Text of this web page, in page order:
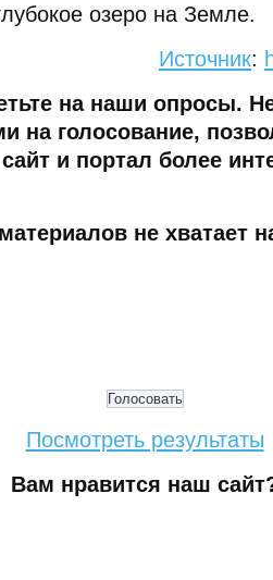
озеро на Земле.
Источник:
на наши опросы.
на голосование,
и портал более
не хватает
Посмотреть результаты
Вам нравится наш